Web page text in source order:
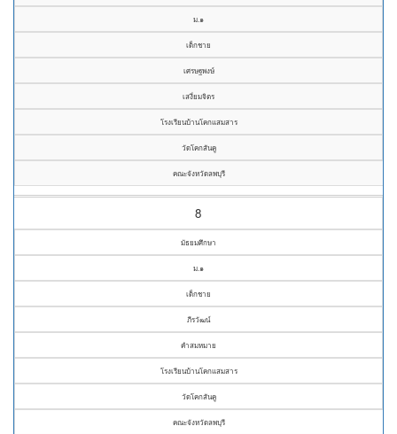
ม.๑
เด็กชาย
เศรษฐพงษ์
เสงี่ยมจิตร
โรงเรียนบ้านโคกแสมสาร
วัดโคกสันคู
คณะจังหวัดลพบุรี
8
มัธยมศึกษา
ม.๑
เด็กชาย
ภีรวัฒน์
คำสมหมาย
โรงเรียนบ้านโคกแสมสาร
วัดโคกสันคู
คณะจังหวัดลพบุรี